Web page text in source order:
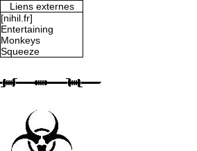
Liens externes
[nihil.fr]
Entertaining
Monkeys
Squeeze